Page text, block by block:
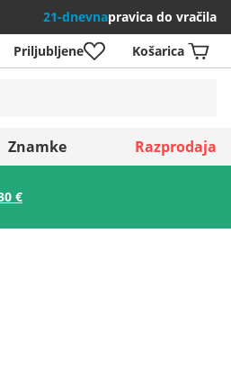
21-dnevnapravica do vračila
Priljubljene Košarica
Znamke Razprodaja
€